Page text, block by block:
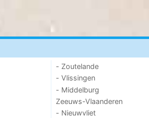
- Zoutelande
- Vlissingen
- Middelburg
Zeeuws-Vlaanderen
- Nieuwvliet